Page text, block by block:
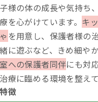
様の体の成長や気持ち
を心がけています。 キ
を用意し、保護者様の
に遊ぶなど、きめ細や
への保護者同伴にも対
療に臨める環境を整えて
徴